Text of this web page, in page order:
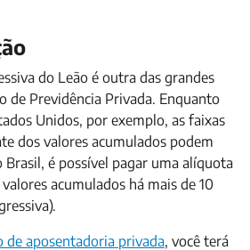
do Leão é outra das grandes
de Previdência Privada. Enquanto
Unidos, por exemplo, as faixas
dos valores acumulados podem
Brasil, é possível pagar uma alíquota
acumulados há mais de 10
de aposentadoria privada, você terá